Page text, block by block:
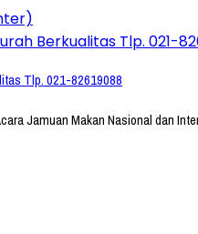
Tlp. 021-82619088
Jamuan Makan Nasional dan